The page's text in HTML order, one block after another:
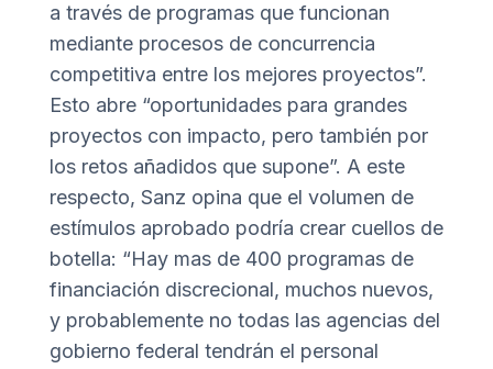
a través de programas que funcionan
mediante procesos de concurrencia
competitiva entre los mejores proyectos”.
Esto abre “oportunidades para grandes
proyectos con impacto, pero también por
los retos añadidos que supone”. A este
respecto, Sanz opina que el volumen de
estímulos aprobado podría crear cuellos de
botella: “Hay mas de 400 programas de
financiación discrecional, muchos nuevos,
y probablemente no todas las agencias del
gobierno federal tendrán el personal